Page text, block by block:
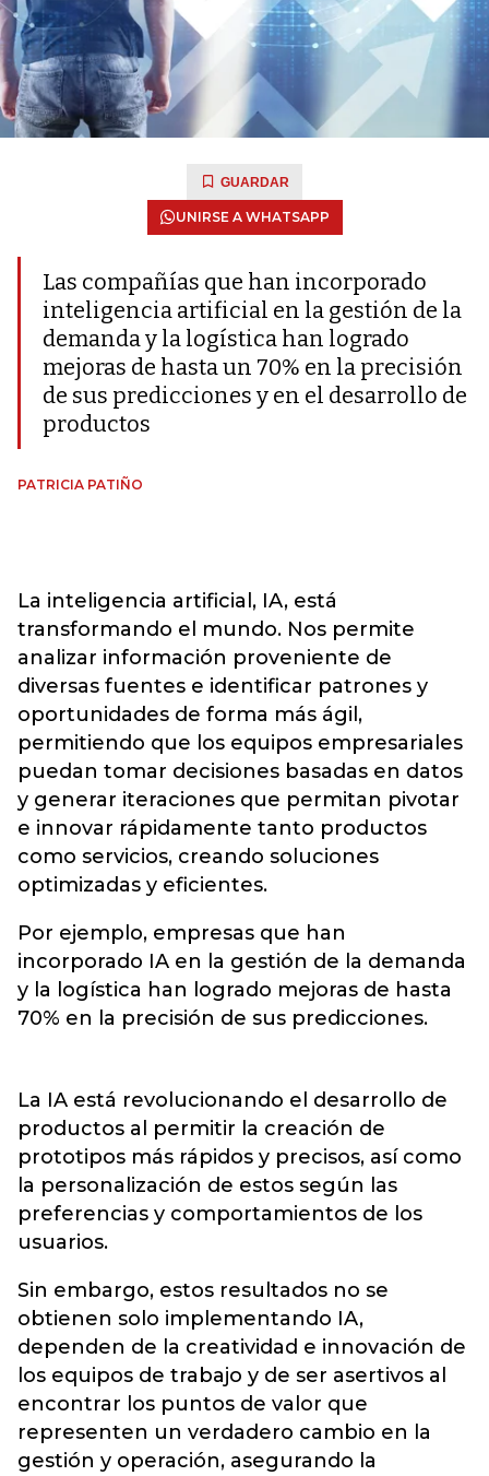
GUARDAR
UNIRSE A WHATSAPP
Las compañías que han incorporado
inteligencia artificial en la gestión de la
demanda y la logística han logrado
mejoras de hasta un 70% en la precisión
de sus predicciones y en el desarrollo de
productos
PATRICIA PATIÑO
La inteligencia artificial, IA, está
transformando el mundo. Nos permite
analizar información proveniente de
diversas fuentes e identificar patrones y
oportunidades de forma más ágil,
permitiendo que los equipos empresariales
puedan tomar decisiones basadas en datos
y generar iteraciones que permitan pivotar
e innovar rápidamente tanto productos
como servicios, creando soluciones
optimizadas y eficientes.
Por ejemplo, empresas que han
incorporado IA en la gestión de la demanda
y la logística han logrado mejoras de hasta
70% en la precisión de sus predicciones.
La IA está revolucionando el desarrollo de
productos al permitir la creación de
prototipos más rápidos y precisos, así como
la personalización de estos según las
preferencias y comportamientos de los
usuarios.
Sin embargo, estos resultados no se
obtienen solo implementando IA,
dependen de la creatividad e innovación de
los equipos de trabajo y de ser asertivos al
encontrar los puntos de valor que
representen un verdadero cambio en la
gestión y operación, asegurando la